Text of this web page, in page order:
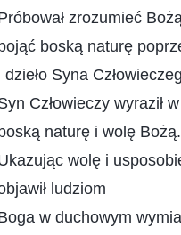
zrozumieć
boską naturę
dzieło Syna
Człowieczy wyraził
boską naturę i wolę Bożą.
wolę i
ludziom
w duchowym